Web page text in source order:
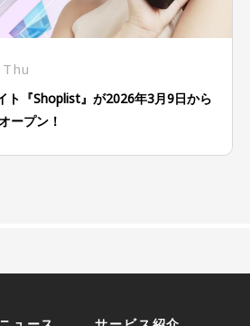
ト『Shoplist』が2026年3月9日から
ープン！